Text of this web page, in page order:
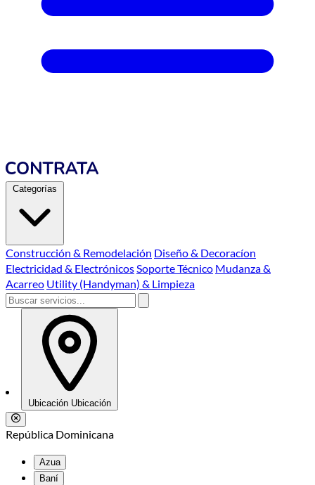
Categorías
Construcción & Remodelación Diseño & Decoracíon
Electricidad & ElectrónicosSoporte Técnico Mudanza &
Acarreo Utility (Handyman) & Limpieza
Ubicación Ubicación
República Dominicana
Azua
Baní